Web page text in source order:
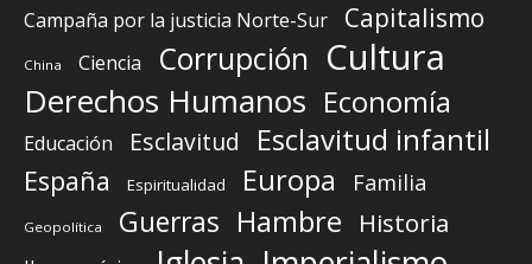
Campaña por la justicia Norte-Sur Capitalismo
China Ciencia Corrupción Cultura
Derechos Humanos Economía
Educación Esclavitud Esclavitud infantil
España Espiritualidad Europa Familia
Geopolítica Guerras Hambre Historia